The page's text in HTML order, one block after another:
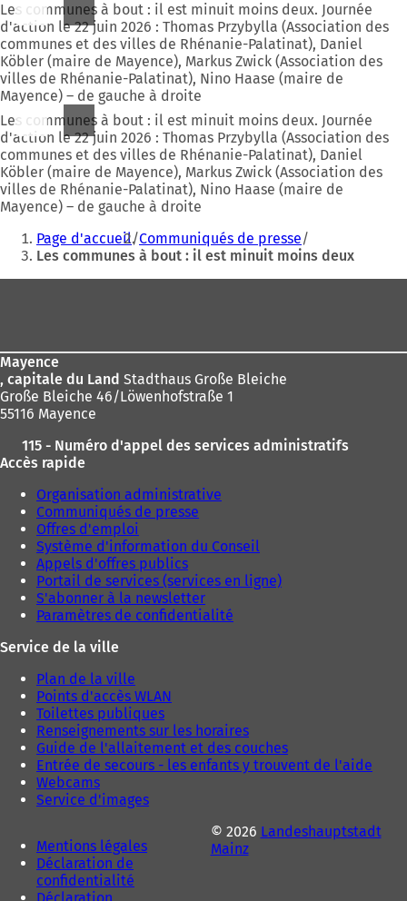
Les communes à bout : il est minuit moins deux. Journée
d'action le 22 juin 2026 : Thomas Przybylla (Association des
communes et des villes de Rhénanie-Palatinat), Daniel
Köbler (maire de Mayence), Markus Zwick (Association des
villes de Rhénanie-Palatinat), Nino Haase (maire de
Mayence) – de gauche à droite
Les communes à bout : il est minuit moins deux. Journée
d'action le 22 juin 2026 : Thomas Przybylla (Association des
communes et des villes de Rhénanie-Palatinat), Daniel
Köbler (maire de Mayence), Markus Zwick (Association des
villes de Rhénanie-Palatinat), Nino Haase (maire de
Mayence) – de gauche à droite
Vous
êtes
ici
Page d'accueil Communiqués de presse
Les communes à bout : il est minuit moins deux
Mayence
, capitale du Land Stadthaus Große Bleiche
Große Bleiche 46/Löwenhofstraße 1
55116 Mayence
115 - Numéro d'appel des services administratifs
Accès rapide
Organisation administrative
Communiqués de presse
Offres d'emploi
Système d'information du Conseil
Appels d'offres publics
Portail de services (services en ligne)
S'abonner à la newsletter
Paramètres de confidentialité
Service de la ville
Plan de la ville
Points d'accès WLAN
Toilettes publiques
Renseignements sur les horaires
Guide de l'allaitement et des couches
Entrée de secours - les enfants y trouvent de l'aide
Webcams
Service d'images
Mentions légales
Déclaration de
confidentialité
© 2026 Landeshauptstadt
Mainz